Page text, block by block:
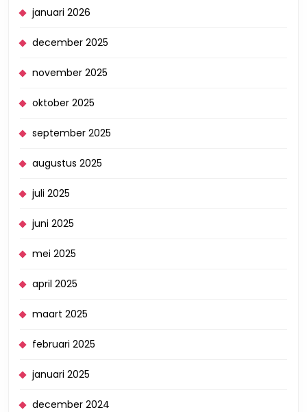
januari 2026
december 2025
november 2025
oktober 2025
september 2025
augustus 2025
juli 2025
juni 2025
mei 2025
april 2025
maart 2025
februari 2025
januari 2025
december 2024